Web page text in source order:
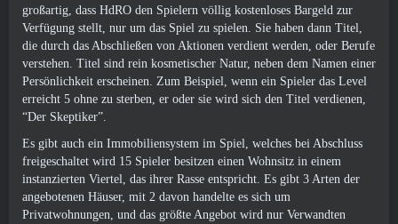
großartig, dass HdRO den Spielern völlig kostenloses Bargeld zur
Verfügung stellt, nur um das Spiel zu spielen. Sie haben dann Titel,
die durch das Abschließen von Aktionen verdient werden, oder Berufe
verstehen. Titel sind rein kosmetischer Natur, neben dem Namen einer
Persönlichkeit erscheinen. Zum Beispiel, wenn ein Spieler das Level
erreicht 5 ohne zu sterben, er oder sie wird sich den Titel verdienen,
“Der Skeptiker”.
Es gibt auch ein Immobiliensystem im Spiel, welches bei Abschluss
freigeschaltet wird 15 Spieler besitzen einen Wohnsitz in einem
instanzierten Viertel, das ihrer Rasse entspricht. Es gibt 3 Arten der
angebotenen Häuser, mit 2 davon handelte es sich um
Privatwohnungen, und das größte Angebot wird nur Verwandten